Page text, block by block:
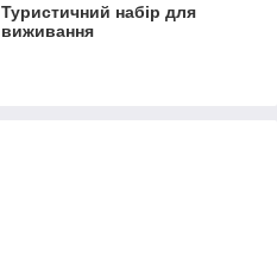
Туристичний набір для
виживання